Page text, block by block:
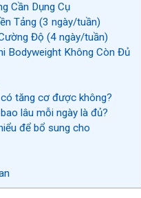
Cần Dụng Cụ
Tảng (3 ngày/tuần)
Độ (4 ngày/tuần)
Bodyweight Không Còn Đủ
tăng cơ được không?
lâu mỗi ngày là đủ?
để bổ sung cho